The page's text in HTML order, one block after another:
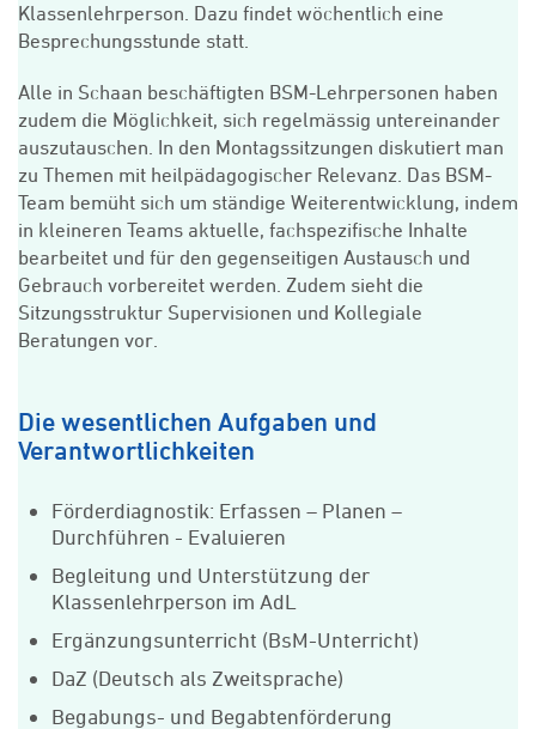
Klassenlehrperson. Dazu findet wöchentlich eine
Besprechungsstunde statt.
Alle in Schaan beschäftigten BSM-Lehrpersonen haben
zudem die Möglichkeit, sich regelmässig untereinander
auszutauschen. In den Montagssitzungen diskutiert man
zu Themen mit heilpädagogischer Relevanz. Das BSM-
Team bemüht sich um ständige Weiterentwicklung, indem
in kleineren Teams aktuelle, fachspezifische Inhalte
bearbeitet und für den gegenseitigen Austausch und
Gebrauch vorbereitet werden. Zudem sieht die
Sitzungsstruktur Supervisionen und Kollegiale
Beratungen vor.
Die wesentlichen Aufgaben und
Verantwortlichkeiten
Förderdiagnostik: Erfassen – Planen –
Durchführen - Evaluieren
Begleitung und Unterstützung der
Klassenlehrperson im AdL
Ergänzungsunterricht (BsM-Unterricht)
DaZ (Deutsch als Zweitsprache)
Begabungs- und Begabtenförderung